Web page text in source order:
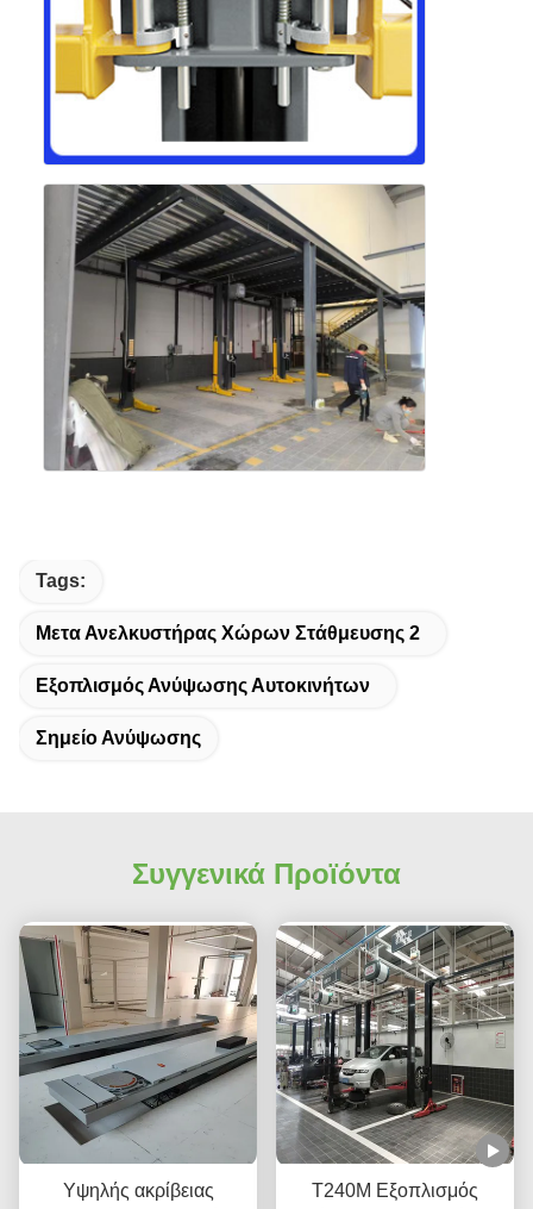
Tags:
Μετα Ανελκυστήρας Χώρων Στάθμευσης 2
Εξοπλισμός Ανύψωσης Αυτοκινήτων
Σημείο Ανύψωσης
Συγγενικά Προϊόντα
Υψηλής ακρίβειας
Τ240Μ Εξοπλισμός